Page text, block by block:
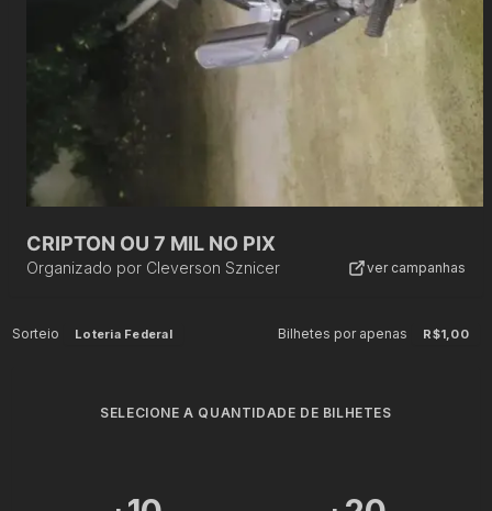
CRIPTON OU 7 MIL NO PIX
Organizado por Cleverson Sznicer ver campanhas
Sorteio Loteria Federal Bilhetes por apenas R$1,00
SELECIONE A QUANTIDADE DE BILHETES